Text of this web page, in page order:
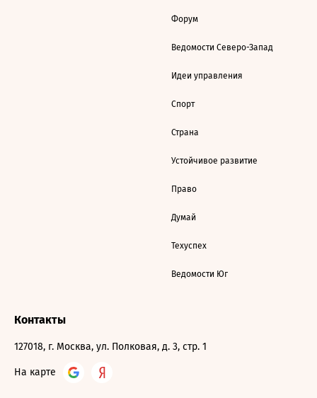
Форум
Ведомости Северо-Запад
Идеи управления
Спорт
Страна
Устойчивое развитие
Право
Думай
Техуспех
Ведомости Юг
Контакты
127018, г. Москва, ул. Полковая, д. 3, стр. 1
На карте